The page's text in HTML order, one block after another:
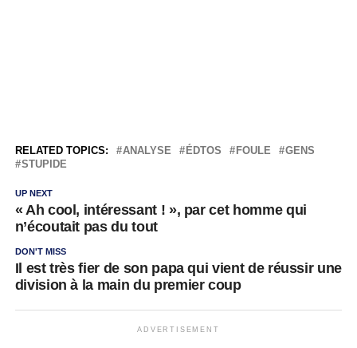
RELATED TOPICS: ANALYSE ÉDTOS FOULE
GENS
STUPIDE
UP NEXT
« Ah cool, intéressant ! », par cet homme qui
n’écoutait pas du tout
DON'T MISS
Il est très fier de son papa qui vient de réussir une
division à la main du premier coup
ADVERTISEMENT